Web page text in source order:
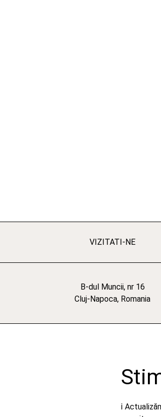
VIZITATI-NE
B-dul Muncii, nr 16
Cluj-Napoca, Romania
ℹ️